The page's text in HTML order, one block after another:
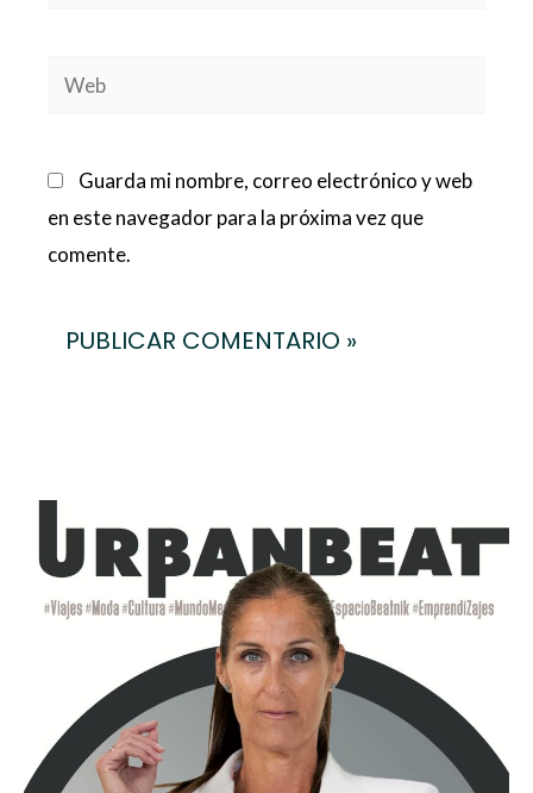
Web
Guarda mi nombre, correo electrónico y web
en este navegador para la próxima vez que
comente.